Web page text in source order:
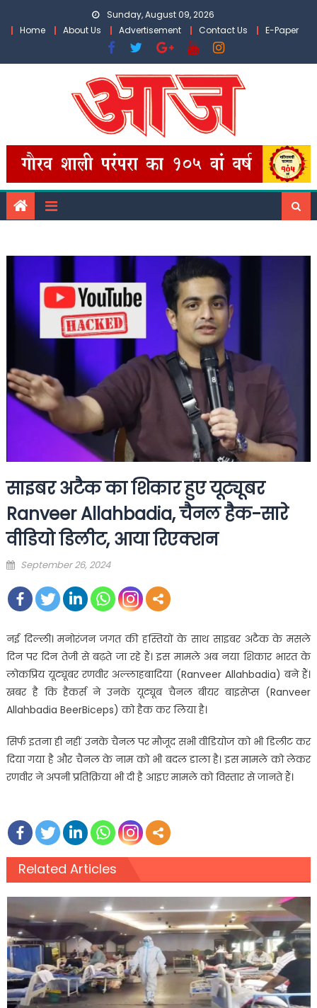
Sunday, August 09, 2026
Home
About Us Advertisement Contact Us E-Paper
साइबर अटैक का शिकार हुए यूट्यूबर
Ranveer Allahbadia, चैनल हैक-सारे
वीडियो डिलीट, आया रिएक्शन
Posted
September 26, 2024
नई दिल्ली। मनोरंजन जगत की हस्तियों के साथ साइबर अटैक के मसले
दिन पर दिन तेजी से बढ़ते जा रहे हैं। इस मामले अब नया शिकार भारत के
लोकप्रिय यूट्यूबर रणवीर अल्लाहबादिया (Ranveer Allahbadia) बने हैं।
खबर है कि हैकर्स ने उनके यूट्यूब चैनल बीयर बाइसेप्स (Ranveer
Allahbadia BeerBiceps) को हैक कर लिया है।
सिर्फ इतना ही नहीं उनके चैनल पर मौजूद सभी वीडियोज को भी डिलीट कर
दिया गया है और चैनल के नाम को भी बदल डाला है। इस मामले को लेकर
रणवीर ने अपनी प्रतिक्रिया भी दी है आइए मामले को विस्तार से जानते हैं।
Related Articles